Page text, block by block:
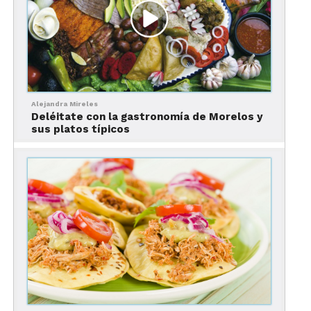
Foto: fuerza.com.mx
Alejandra Mireles
Deléitate con la gastronomía de Morelos y
sus platos típicos